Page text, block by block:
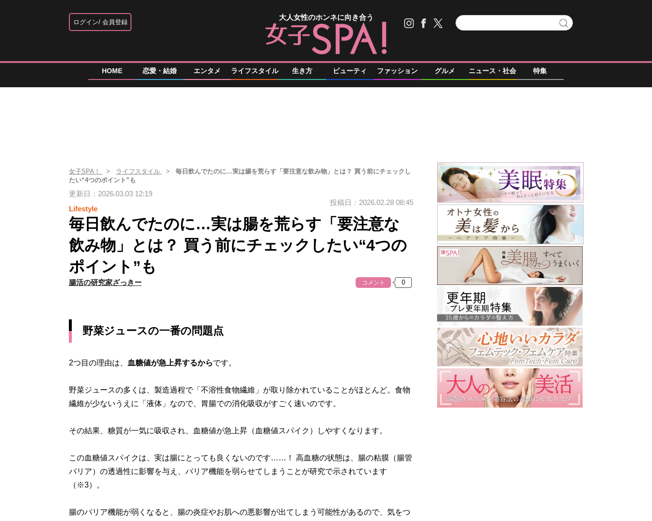
ログイン 会員登録
大人女性のホンネに向き合う
HOME 恋愛・結婚 エンタメ ライフスタイル 生き方 ビューティ ファッション グルメ ニュース・社会 特集
女子SPA！ ライフスタイル
毎日飲んでたのに…実は腸を荒らす「要注意な飲み物」とは？ 買う前にチェックし
たい“4つのポイント”も
更新日：2026.03.03 12:19
Lifestyle
投稿日：2026.02.28 08:45
毎日飲んでたのに…実は腸を荒らす「要注意な
飲み物」とは？ 買う前にチェックしたい“4つの
ポイント”も
腸活の研究家ざっきー コメント
野菜ジュースの一番の問題点
2つ目の理由は、 血糖値が急上昇するからです。
野菜ジュースの多くは、製造過程で「不溶性食物繊維」が取り除かれていることがほとんど。食物
繊維が少ないうえに「液体」なので、胃腸での消化吸収がすごく速いのです。
その結果、糖質が一気に吸収され、血糖値が急上昇（血糖値スパイク）しやすくなります。
この血糖値スパイクは、実は腸にとっても良くないのです……！ 高血糖の状態は、腸の粘膜（腸管
バリア）の透過性に影響を与え、バリア機能を弱らせてしまうことが研究で示されています
（※3）。
腸のバリア機能が弱くなると、腸の炎症やお肌への悪影響が出てしまう可能性があるので、気をつ